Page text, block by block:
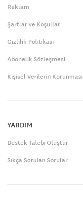
Reklam
Şartlar ve Koşullar
Gizlilik Politikası
Abonelik Sözleşmesi
Kişisel Verilerin Korunması
YARDIM
Destek Talebi Oluştur
Sıkça Sorulan Sorular